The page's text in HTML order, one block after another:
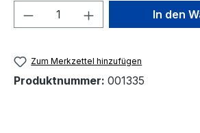
Produkt Anzahl: GibIn den
Zum Merkzettel hinzufügen
Produktnummer: 001335